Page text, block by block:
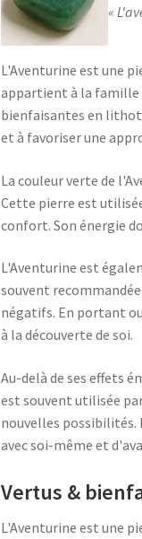
L'Aventurine est une
appartient à la famille
bienfaisantes en
et à favoriser une
La couleur verte de
Cette pierre est
confort. Son énergie
L'Aventurine est
souvent
négatifs. En portant
à la découverte de soi.
Au-delà de ses effets
est souvent utilisée
nouvelles possibilités.
avec soi-même et
Vertus &
L'Aventurine est une